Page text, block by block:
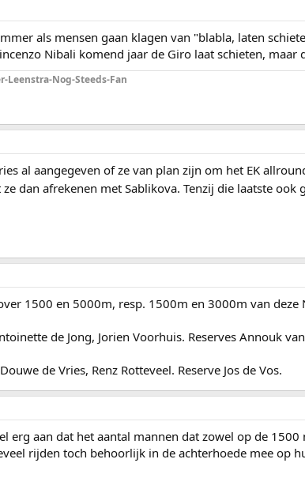
als mensen gaan klagen van "blabla, laten
Nibali komend jaar de Giro laat schieten,
Leenstra-Nog-Steeds-Fan
al aangegeven of ze van plan zijn om het EK
dan afrekenen met Sablikova. Tenzij die laatste ook
1500 en 5000m, resp. 1500m en 3000m van
de Jong, Jorien Voorhuis. Reserves Annouk
de Vries, Renz Rotteveel. Reserve Jos de Vos.
erg aan dat het aantal mannen dat zowel op de
rijden toch behoorlijk in de achterhoede mee op